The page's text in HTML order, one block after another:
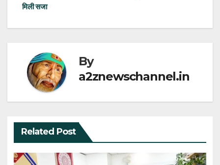
मिली सजा
By
a2znewschannel.in
Related Post